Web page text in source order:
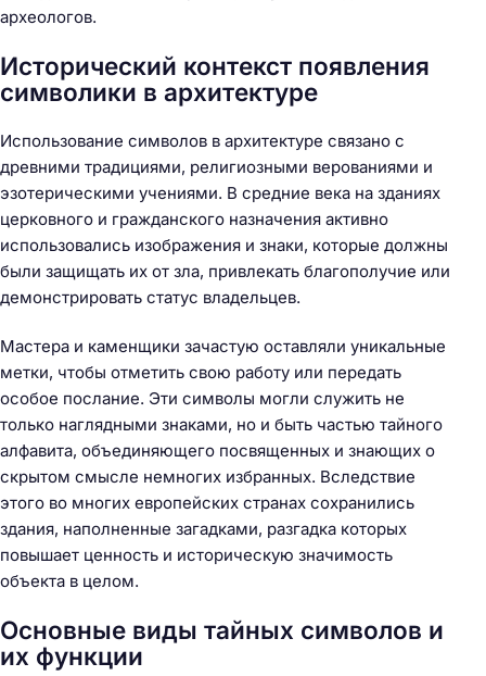
археологов.
Исторический контекст появления
символики в архитектуре
Использование символов в архитектуре связано с
древними традициями, религиозными верованиями и
эзотерическими учениями. В средние века на зданиях
церковного и гражданского назначения активно
использовались изображения и знаки, которые должны
были защищать их от зла, привлекать благополучие или
демонстрировать статус владельцев.
Мастера и каменщики зачастую оставляли уникальные
метки, чтобы отметить свою работу или передать
особое послание. Эти символы могли служить не
только наглядными знаками, но и быть частью тайного
алфавита, объединяющего посвященных и знающих о
скрытом смысле немногих избранных. Вследствие
этого во многих европейских странах сохранились
здания, наполненные загадками, разгадка которых
повышает ценность и историческую значимость
объекта в целом.
Основные виды тайных символов и
их функции